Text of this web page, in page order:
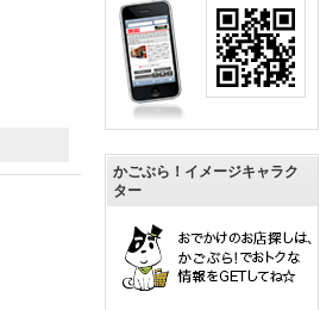
かごぶら！イメージキャラク
ター